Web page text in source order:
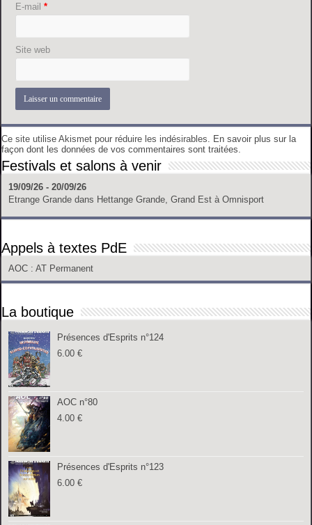
E-mail*
Site web
Ce site utilise Akismet pour réduire les indésirables.
En savoir plus sur la
façon dont les données de vos commentaires sont traitées
Festivals et salons à venir
19/09/26 - 20/09/26
Etrange Grande dans Hettange Grande, Grand Est à Omnisport
Appels à textes PdE
AOC : AT Permanent
La boutique
Présences d'Esprits n°124
6.00€
AOC n°80
4.00€
Présences d'Esprits n°123
6.00€